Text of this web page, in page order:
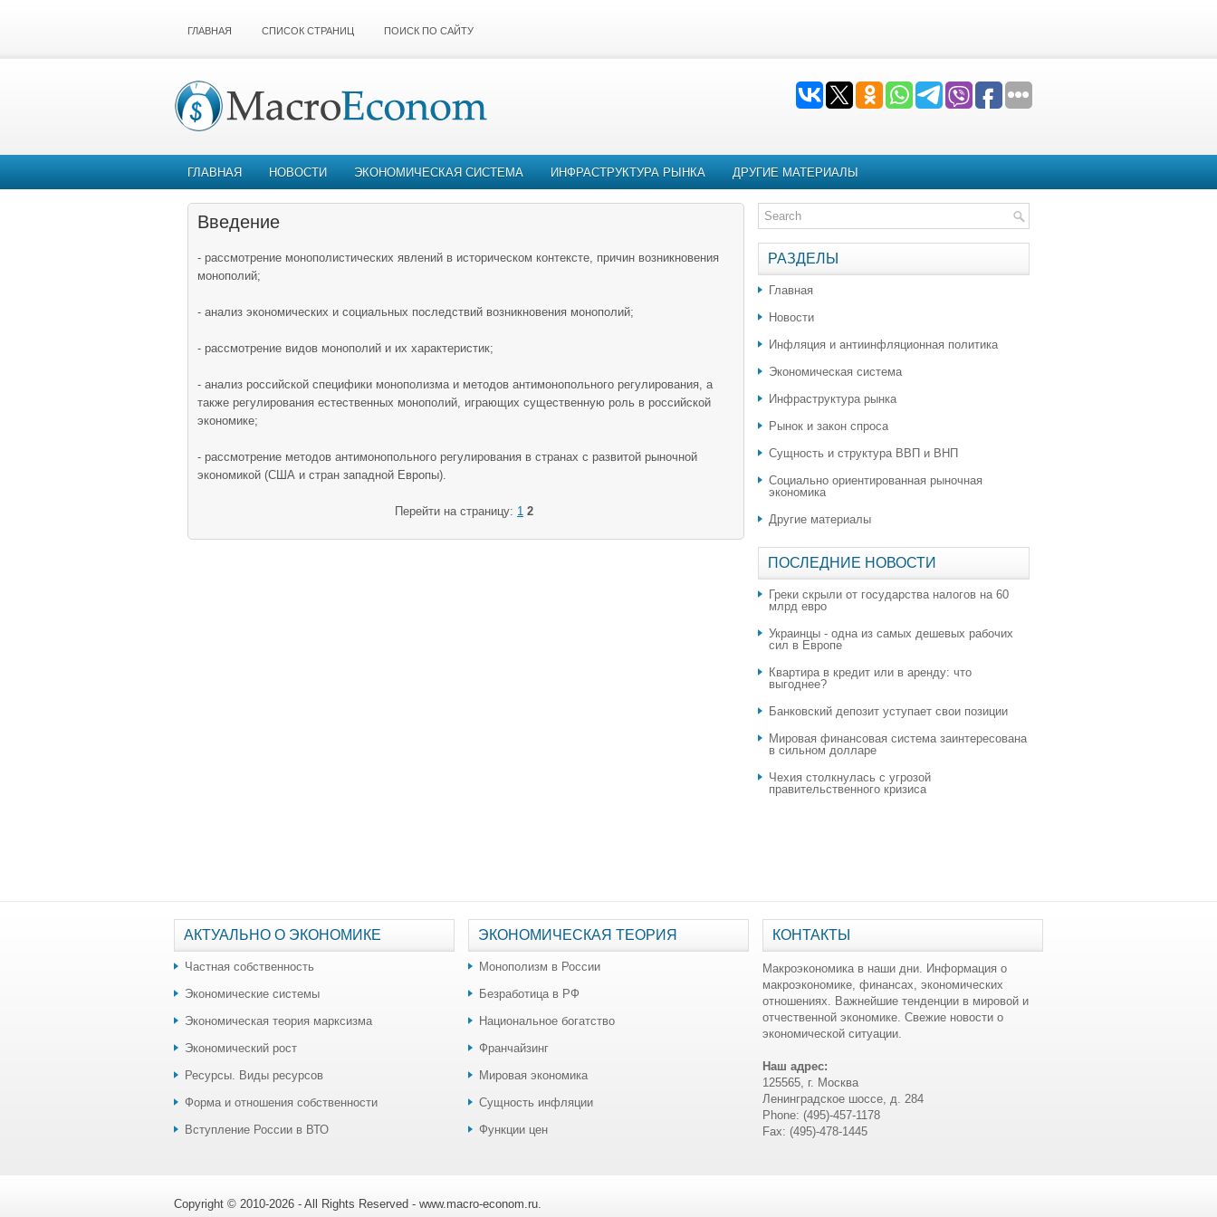
ГЛАВНАЯ СПИСОК СТРАНИЦ ПОИСК ПО САЙТУ
ГЛАВНАЯ НОВОСТИ ЭКОНОМИЧЕСКАЯ СИСТЕМА ИНФРАСТРУКТУРА РЫНКА ДРУГИЕ МАТЕРИАЛЫ
Введение
- рассмотрение монополистических явлений в историческом контексте, причин возникновения
монополий;
- анализ экономических и социальных последствий возникновения монополий;
- рассмотрение видов монополий и их характеристик;
- анализ российской специфики монополизма и методов антимонопольного регулирования, а
также регулирования естественных монополий, играющих существенную роль в российской
экономике;
- рассмотрение методов антимонопольного регулирования в странах с развитой рыночной
экономикой (США и стран западной Европы).
Перейти на страницу: 1 2
РАЗДЕЛЫ
Главная
Новости
Инфляция и антиинфляционная политика
Экономическая система
Инфраструктура рынка
Рынок и закон спроса
Сущность и структура ВВП и ВНП
Социально ориентированная рыночная
экономика
Другие материалы
ПОСЛЕДНИЕ НОВОСТИ
Греки скрыли от государства налогов на 60
млрд евро
Украинцы - одна из самых дешевых рабочих
сил в Европе
Квартира в кредит или в аренду: что
выгоднее?
​Банковский депозит уступает свои позиции
Мировая финансовая система заинтересована
в сильном долларе
Чехия столкнулась с угрозой
правительственного кризиса
АКТУАЛЬНО О ЭКОНОМИКЕ
Частная собственность
Экономические системы
Экономическая теория марксизма
Экономический рост
Ресурсы. Виды ресурсов
Форма и отношения собственности
Вступление России в ВТО
ЭКОНОМИЧЕСКАЯ ТЕОРИЯ
Монополизм в России
Безработица в РФ
Национальное богатство
Франчайзинг
Мировая экономика
Сущность инфляции
Функции цен
КОНТАКТЫ
Макроэкономика в наши дни. Информация о
макроэкономике, финансах, экономических
отношениях. Важнейшие тенденции в мировой и
отчественной экономике. Свежие новости о
экономической ситуации.
Наш адрес:
125565, г. Москва
Ленинградское шоссе, д. 284
Phone: (495)-457-1178
Fax: (495)-478-1445
Copyright © 2010-2026 - All Rights Reserved - www.macro-econom.ru.